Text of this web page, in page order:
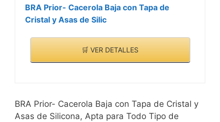
BRA Prior- Cacerola Baja con Tapa de
Cristal y Asas de Silic
🛒 VER DETALLES
BRA Prior- Cacerola Baja con Tapa de Cristal y
Asas de Silicona, Apta para Todo Tipo de